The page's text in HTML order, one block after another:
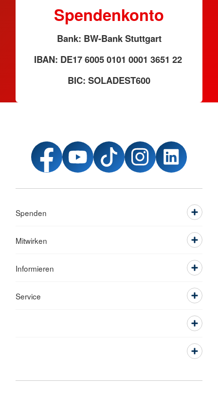
Spendenkonto
Bank: BW-Bank Stuttgart
IBAN: DE17 6005 0101 0001 3651 22
BIC: SOLADEST600
Spenden
Mitwirken
Informieren
Service